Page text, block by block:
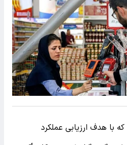
با هدف ارزیابی عملکرد